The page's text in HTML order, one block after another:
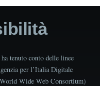
tenuto conto delle linee
per l’Italia Digitale
Wide Web Consortium)